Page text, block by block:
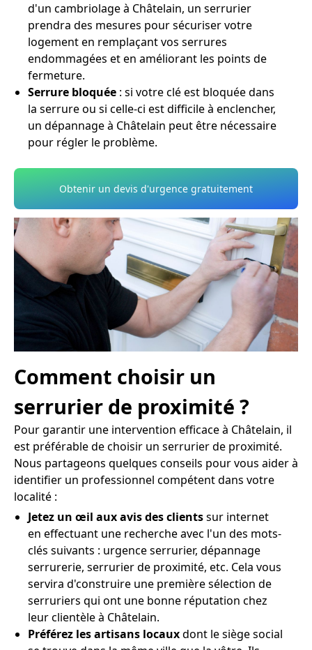
d'un cambriolage à Châtelain, un serrurier
prendra des mesures pour sécuriser votre
logement en remplaçant vos serrures
endommagées et en améliorant les points de
fermeture.
Serrure bloquée : si votre clé est bloquée dans
la serrure ou si celle-ci est difficile à enclencher,
un dépannage à Châtelain peut être nécessaire
pour régler le problème.
Obtenir un devis d'urgence gratuitement
Comment choisir un
serrurier de proximité ?
Pour garantir une intervention efficace à Châtelain, il
est préférable de choisir un serrurier de proximité.
Nous partageons quelques conseils pour vous aider à
identifier un professionnel compétent dans votre
localité :
Jetez un œil aux avis des clientssur internet
en effectuant une recherche avec l'un des mots-
clés suivants : urgence serrurier, dépannage
serrurerie, serrurier de proximité, etc. Cela vous
servira d'construire une première sélection de
serruriers qui ont une bonne réputation chez
leur clientèle à Châtelain.
Préférez les artisans locauxdont le siège social